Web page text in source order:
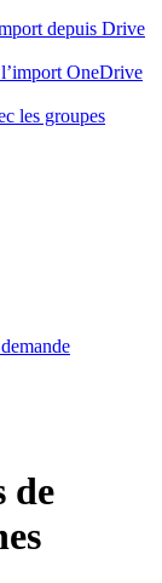
depuis Drive
OneDrive
les groupes
de